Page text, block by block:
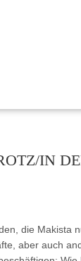
durch
IN
die Makista
aber auch